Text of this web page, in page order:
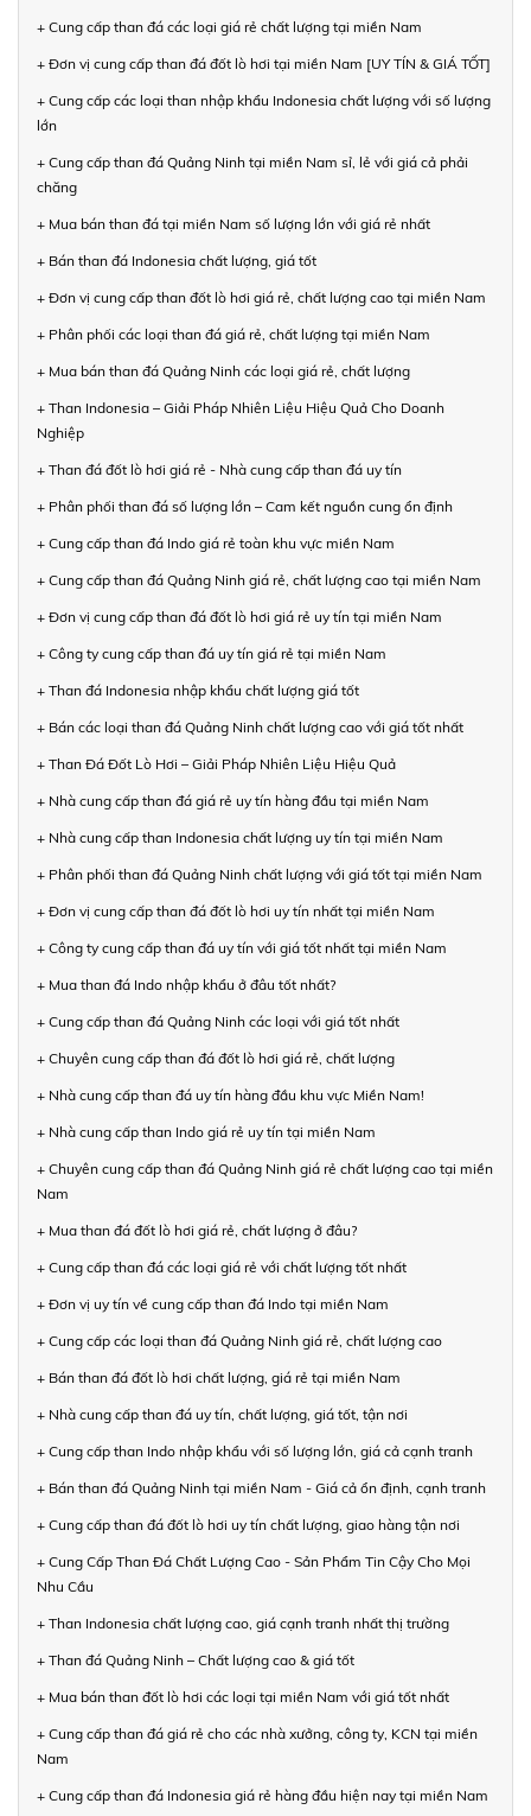
+ Cung cấp than đá các loại giá rẻ chất lượng tại miền Nam
+ Đơn vị cung cấp than đá đốt lò hơi tại miền Nam [UY TÍN & GIÁ TỐT]
+ Cung cấp các loại than nhập khẩu Indonesia chất lượng với số lượng
lớn
+ Cung cấp than đá Quảng Ninh tại miền Nam sỉ, lẻ với giá cả phải
chăng
+ Mua bán than đá tại miền Nam số lượng lớn với giá rẻ nhất
+ Bán than đá Indonesia chất lượng, giá tốt
+ Đơn vị cung cấp than đốt lò hơi giá rẻ, chất lượng cao tại miền Nam
+ Phân phối các loại than đá giá rẻ, chất lượng tại miền Nam
+ Mua bán than đá Quảng Ninh các loại giá rẻ, chất lượng
+ Than Indonesia – Giải Pháp Nhiên Liệu Hiệu Quả Cho Doanh
Nghiệp
+ Than đá đốt lò hơi giá rẻ - Nhà cung cấp than đá uy tín
+ Phân phối than đá số lượng lớn – Cam kết nguồn cung ổn định
+ Cung cấp than đá Indo giá rẻ toàn khu vực miền Nam
+ Cung cấp than đá Quảng Ninh giá rẻ, chất lượng cao tại miền Nam
+ Đơn vị cung cấp than đá đốt lò hơi giá rẻ uy tín tại miền Nam
+ Công ty cung cấp than đá uy tín giá rẻ tại miền Nam
+ Than đá Indonesia nhập khẩu chất lượng giá tốt
+ Bán các loại than đá Quảng Ninh chất lượng cao với giá tốt nhất
+ Than Đá Đốt Lò Hơi – Giải Pháp Nhiên Liệu Hiệu Quả
+ Nhà cung cấp than đá giá rẻ uy tín hàng đầu tại miền Nam
+ Nhà cung cấp than Indonesia chất lượng uy tín tại miền Nam
+ Phân phối than đá Quảng Ninh chất lượng với giá tốt tại miền Nam
+ Đơn vị cung cấp than đá đốt lò hơi uy tín nhất tại miền Nam
+ Công ty cung cấp than đá uy tín với giá tốt nhất tại miền Nam
+ Mua than đá Indo nhập khẩu ở đâu tốt nhất?
+ Cung cấp than đá Quảng Ninh các loại với giá tốt nhất
+ Chuyên cung cấp than đá đốt lò hơi giá rẻ, chất lượng
+ Nhà cung cấp than đá uy tín hàng đầu khu vực Miền Nam!
+ Nhà cung cấp than Indo giá rẻ uy tín tại miền Nam
+ Chuyên cung cấp than đá Quảng Ninh giá rẻ chất lượng cao tại miền
Nam
+ Mua than đá đốt lò hơi giá rẻ, chất lượng ở đâu?
+ Cung cấp than đá các loại giá rẻ với chất lượng tốt nhất
+ Đơn vị uy tín về cung cấp than đá Indo tại miền Nam
+ Cung cấp các loại than đá Quảng Ninh giá rẻ, chất lượng cao
+ Bán than đá đốt lò hơi chất lượng, giá rẻ tại miền Nam
+ Nhà cung cấp than đá uy tín, chất lượng, giá tốt, tận nơi
+ Cung cấp than Indo nhập khẩu với số lượng lớn, giá cả cạnh tranh
+ Bán than đá Quảng Ninh tại miền Nam - Giá cả ổn định, cạnh tranh
+ Cung cấp than đá đốt lò hơi uy tín chất lượng, giao hàng tận nơi
+ Cung Cấp Than Đá Chất Lượng Cao - Sản Phẩm Tin Cậy Cho Mọi
Nhu Cầu
+ Than Indonesia chất lượng cao, giá cạnh tranh nhất thị trường
+ Than đá Quảng Ninh – Chất lượng cao & giá tốt
+ Mua bán than đốt lò hơi các loại tại miền Nam với giá tốt nhất
+ Cung cấp than đá giá rẻ cho các nhà xưởng, công ty, KCN tại miền
Nam
+ Cung cấp than đá Indonesia giá rẻ hàng đầu hiện nay tại miền Nam